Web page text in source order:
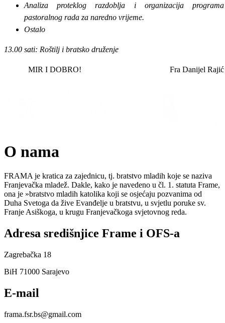
Analiza proteklog razdoblja i organizacija programa
pastoralnog rada za naredno vrijeme.
Ostalo
13.00 sati: Roštilj i bratsko druženje
MIR I DOBRO! Fra Danijel Rajić
O nama
FRAMA je kratica za zajednicu, tj. bratstvo mladih koje se naziva
Franjevačka mladež. Dakle, kako je navedeno u čl. 1. statuta Frame,
ona je »bratstvo mladih katolika koji se osjećaju pozvanima od
Duha Svetoga da žive Evanđelje u bratstvu, u svjetlu poruke sv.
Franje Asiškoga, u krugu Franjevačkoga svjetovnog reda.
Adresa središnjice Frame i OFS-a
Zagrebačka 18
BiH 71000 Sarajevo
E-mail
frama.fsr.bs@gmail.com